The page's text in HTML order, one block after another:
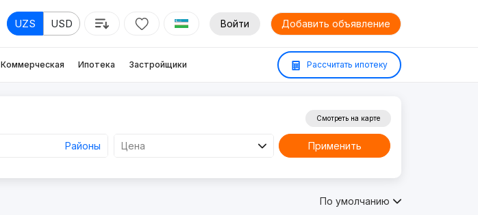
UZS USD Войти Добавить объявление
Коммерческая Ипотека Застройщики Рассчитать ипотеку
Районы Цена
Смотреть на карте
Применить
По умолчанию